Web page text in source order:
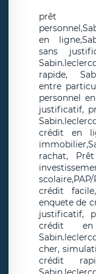
prêt
en
sans
rapide,
entre
personnel
justificatif,
crédit en
rachat,
crédit
enquete de
justificatif,
crédit
cher,
crédit